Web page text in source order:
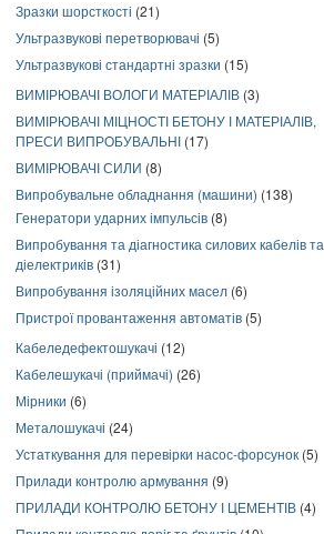
Зразки шорсткості (21)
Ультразвукові перетворювачі (5)
Ультразвукові стандартні зразки (15)
ВИМІРЮВАЧІ ВОЛОГИ МАТЕРІАЛІВ (3)
ВИМІРЮВАЧІ МІЦНОСТІ БЕТОНУ І МАТЕРІАЛІВ,
ПРЕСИ ВИПРОБУВАЛЬНІ (17)
ВИМІРЮВАЧІ СИЛИ (8)
Випробувальне обладнання (машини) (138)
Генератори ударних імпульсів (8)
Випробування та діагностика силових кабелів та
діелектриків (31)
Випробування ізоляційних масел (6)
Пристрої провантаження автоматів (5)
Кабеледефектошукачі (12)
Кабелешукачі (приймачі) (26)
Мірники (6)
Металошукачі (24)
Устаткування для перевірки насос-форсунок (5)
Прилади контролю армування (9)
ПРИЛАДИ КОНТРОЛЮ БЕТОНУ І ЦЕМЕНТІВ (4)